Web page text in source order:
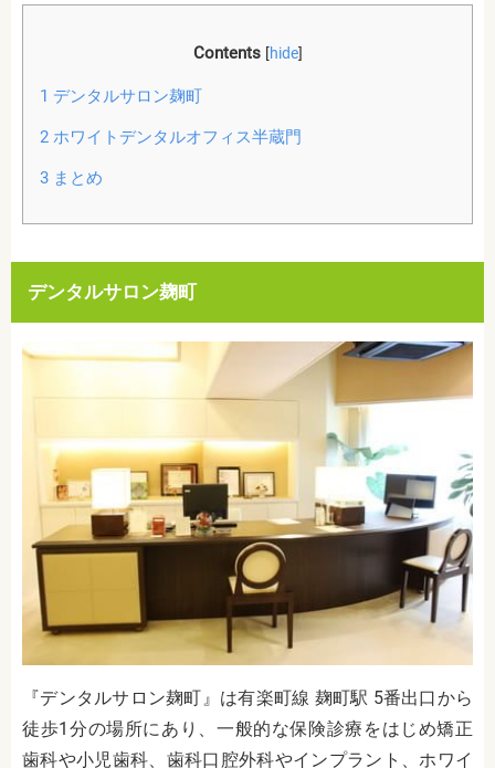
Contents [hide]
1 デンタルサロン麹町
2ホワイトデンタルオフィス半蔵門
3まとめ
デンタルサロン麹町
『デンタルサロン麹町』は有楽町線 麹町駅 5番出口から
徒歩1分の場所にあり、 一般的な保険診療をはじめ矯正
歯科や小児歯科、歯科口腔外科やインプラント、ホワイ